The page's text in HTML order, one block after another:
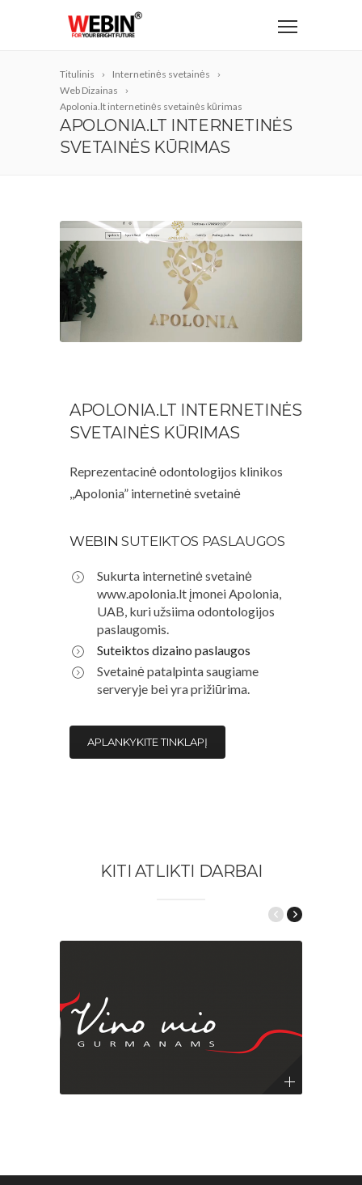
Titulinis
Internetinės svetainės
Web Dizainas
Apolonia.lt internetinės svetainės kūrimas
APOLONIA.LT INTERNETINĖS
SVETAINĖS KŪRIMAS
APOLONIA.LT INTERNETINĖS
SVETAINĖS KŪRIMAS
Reprezentacinė odontologijos klinikos
,,Apolonia” internetinė svetainė
WEBIN SUTEIKTOS PASLAUGOS
Sukurta internetinė svetainė
www.apolonia.lt įmonei Apolonia,
UAB, kuri užsiima odontologijos
paslaugomis.
Suteiktos dizaino paslaugos
Svetainė patalpinta saugiame
serveryje bei yra prižiūrima.
APLANKYKITE TINKLAPĮ
KITI ATLIKTI DARBAI